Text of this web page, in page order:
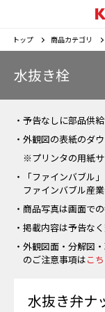
トップ 商品カテゴリ
水抜き栓
・予告なしに部品供
・外観図の表紙のダ
※プリンタの用紙サ
・「ファインバブル
ファインバブル産
・商品写真は画面で
・掲載内容は予告な
・外観図面・分解図
のご注意事項はこ
水抜き弁ナ